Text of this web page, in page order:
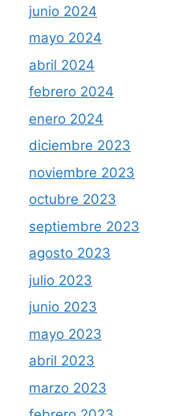
junio 2024
mayo 2024
abril 2024
febrero 2024
enero 2024
diciembre 2023
noviembre 2023
octubre 2023
septiembre 2023
agosto 2023
julio 2023
junio 2023
mayo 2023
abril 2023
marzo 2023